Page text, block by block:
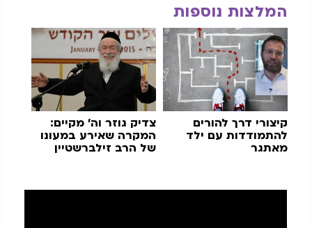
המלצות נוספות
קיצורי דרך להורים
להתמודדות עם ילד
מאתגר
צדיק גוזר וה' מקיים:
המקרה שאירע במעונו
של הרב זילברשטיין